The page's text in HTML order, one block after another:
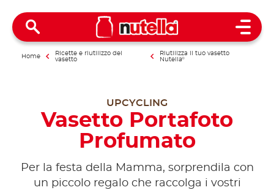
Open
Home
Ricette e riutilizzo del
vasetto
Riutilizza il tuo vasetto
Nutella®
UPCYCLING
Vasetto Portafoto
Profumato
Per la festa della Mamma, sorprendila con
un piccolo regalo che raccolga i vostri